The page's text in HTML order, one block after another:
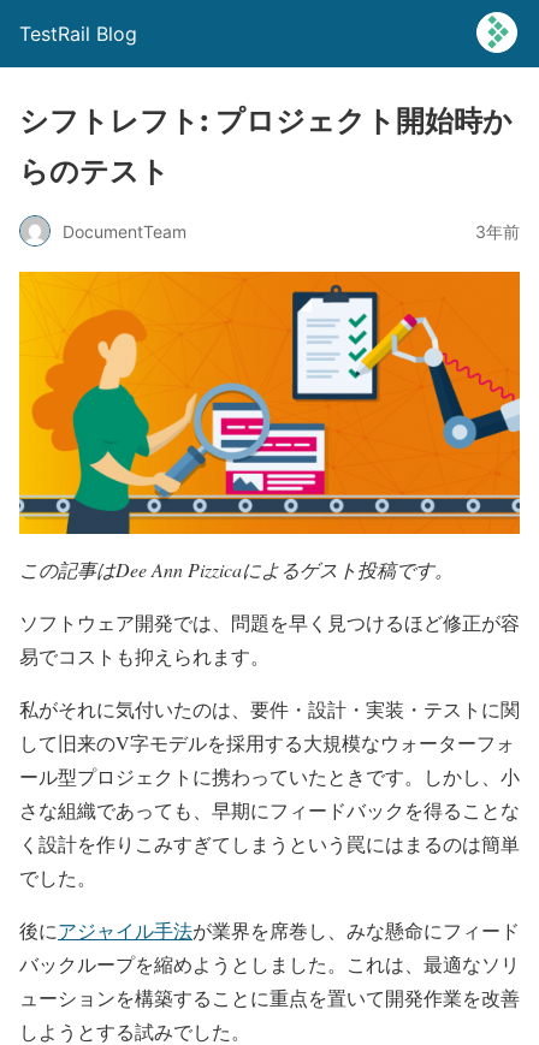
TestRail Blog
シフトレフト: プロジェクト開始時か
らのテスト
DocumentTeam 3年前
この記事はDee Ann Pizzicaによるゲスト投稿です。
ソフトウェア開発では、問題を早く見つけるほど修正が容
易でコストも抑えられます。
私がそれに気付いたのは、要件・設計・実装・テストに関
して旧来のV字モデルを採用する大規模なウォーターフォ
ール型プロジェクトに携わっていたときです。しかし、小
さな組織であっても、早期にフィードバックを得ることな
く設計を作りこみすぎてしまうという罠にはまるのは簡単
でした。
後にアジャイル手法が業界を席巻し、みな懸命にフィード
バックループを縮めようとしました。これは、最適なソリ
ューションを構築することに重点を置いて開発作業を改善
しようとする試みでした。